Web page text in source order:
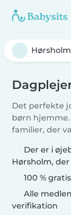
Det perfekte
børn
familier, der
Der er i
Hørsholm,
100 %
Alle
verifikation